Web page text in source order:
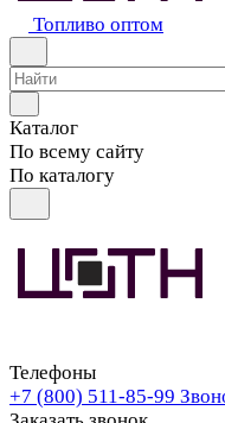
Топливо оптом
Каталог
По всему сайту
По каталогу
Телефоны
+7 (800) 511-85-99